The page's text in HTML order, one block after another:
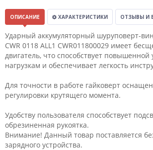
ОПИСАНИЕ ХАРАКТЕРИСТИКИ ОТЗЫВЫ И
Ударный аккумуляторный шуруповерт-
CWR 0118 ALL1 CWR011800029 имеет
двигатель, что способствует повышенной
нагрузкам и обеспечивает легкость
Для точности в работе гайковерт
регулировки крутящего момента.
Удобству пользователя способствует
обрезиненная рукоятка.
Внимание! Данный товар поставляется
зарядного устройства.